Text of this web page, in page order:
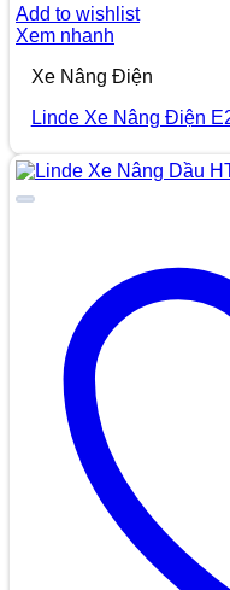
Add to wishlist
Xem nhanh
Xe Nâng Điện
Linde Xe Nâng Điện